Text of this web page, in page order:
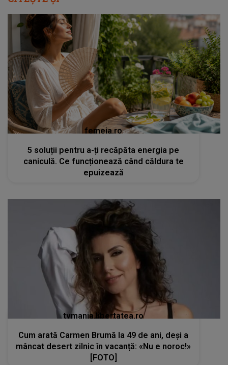
femeia.ro
5 soluții pentru a-ți recăpăta energia pe
caniculă. Ce funcționează când căldura te
epuizează
tvmania.libertatea.ro
Cum arată Carmen Brumă la 49 de ani, deși a
mâncat desert zilnic în vacanță: «Nu e noroc!»
[FOTO]